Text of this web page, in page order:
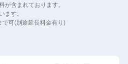
含まれております。
ます。
可(別途延長料金有り)